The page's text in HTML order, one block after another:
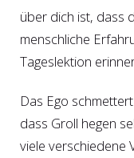
über dich ist, dass
menschliche
Tageslektion
Das Ego
dass Groll hegen
viele verschiedene